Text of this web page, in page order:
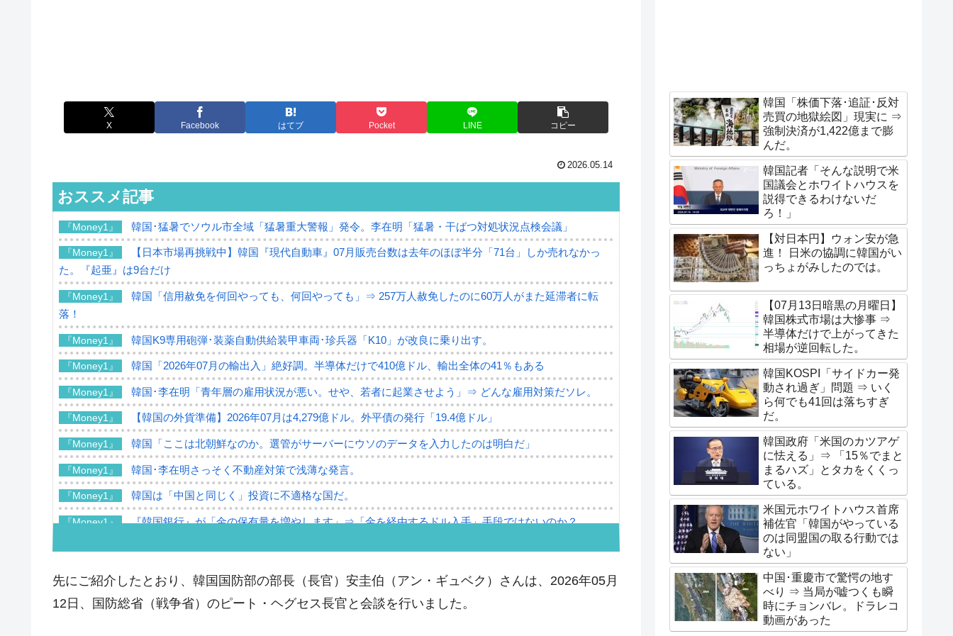
X Facebook はてブ Pocket LINE コピー
2026.05.14
おススメ記事
『Money1』 韓国･猛暑でソウル市全域「猛暑重大警報」発令。李在明「猛暑・干ばつ対処状況点検会議」
『Money1』
【日本市場再挑戦中】韓国『現代自動車』07月販売台数は去年のほぼ半分「71台」しか売れなかっ
た。『起亜』は9台だけ
『Money1』
韓国「信用赦免を何回やっても、何回やっても」⇒ 257万人赦免したのに60万人がまた延滞者に転
落！
『Money1』 韓国K9専用砲弾･装薬自動供給装甲車両･珍兵器「K10」が改良に乗り出す。
『Money1』 韓国「2026年07月の輸出入」絶好調。半導体だけで410億ドル、輸出全体の41％もある
『Money1』 韓国･李在明「青年層の雇用状況が悪い。せや、若者に起業させよう」⇒ どんな雇用対策だソレ。
『Money1』 【韓国の外貨準備】2026年07月は4,279億ドル。外平債の発行「19.4億ドル」
『Money1』 韓国「ここは北朝鮮なのか。選管がサーバーにウソのデータを入力したのは明白だ」
『Money1』 韓国･李在明さっそく不動産対策で浅薄な発言。
『Money1』 韓国は「中国と同じく」投資に不適格な国だ。
『Money1』 『韓国銀行』が「金の保有量を増やします」⇒「金を経由するドル入手」手段ではないのか？
『Money1』 韓国･帰ってきた李在明。李在明を支持しない「50.5％」に上昇
『Money1』
韓国大統領府ボンクラ政策室長が告発された ⇒ 国家が行った恐るべき株価操作であり、空前の国政
先にご紹介したとおり、韓国国防部の部長（長官）安圭伯（アン・ギュベク）さんは、2026年05月
12日、国防総省（戦争省）のピート・ヘグセス長官と会談を行いました。
韓国「株価下落･追証･反対
売買の地獄絵図」現実に ⇒
強制決済が1,422億まで膨
んだ。
韓国記者「そんな説明で米
国議会とホワイトハウスを
説得できるわけないだ
ろ！」
【対日本円】ウォン安が急
進！ 日米の協調に韓国がい
っちょがみしたのでは。
【07月13日暗黒の月曜日】
韓国株式市場は大惨事 ⇒
半導体だけで上がってきた
相場が逆回転した。
韓国KOSPI「サイドカー発
動され過ぎ」問題 ⇒ いく
ら何でも41回は落ちすぎ
だ。
韓国政府「米国のカツアゲ
に怯える」⇒ 「15％でまと
まるハズ」とタカをくくっ
ている。
米国元ホワイトハウス首席
補佐官「韓国がやっている
のは同盟国の取る行動では
ない」
中国･重慶市で驚愕の地す
べり ⇒ 当局が嘘つくも瞬
時にチョンバレ。ドラレコ
動画があった